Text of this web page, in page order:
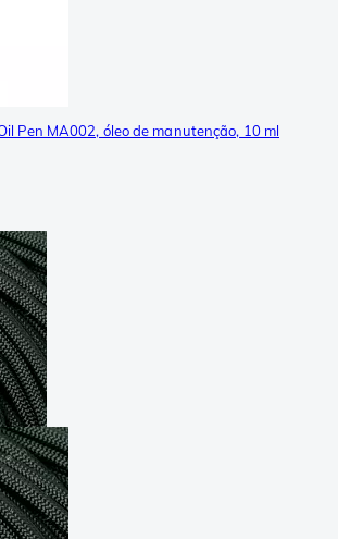
Pen MA002, óleo de manutenção, 10 ml